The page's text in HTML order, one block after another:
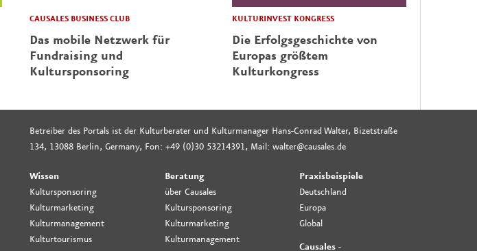
CAUSALES BUSINESS CLUB
Das mobile Netzwerk für
Fundraising und
Kultursponsoring
KULTURINVEST KONGRESS
Die Erfolgsgeschichte von
Europas größtem
Kulturkongress
Betreiber des Portals ist der Kulturberater und Kulturmanager Hans-Conrad Walter, Bizetstraße
134, 13088 Berlin, Germany, Fon: +49 (0)30 53214391, Mail: walter@causales.de
Wissen
Kultursponsoring
Kulturmarketing
Kulturmanagement
Kulturtourismus
Beratung
über Causales
Kultursponsoring
Kulturmarketing
Kulturmanagement
Praxisbeispiele
Deutschland
Europa
Global
Causales -